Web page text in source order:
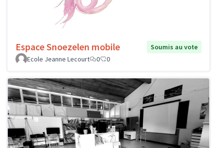
Espace Snoezelen mobile
Soumis au vote
Ecole Jeanne Lecourt
0 0